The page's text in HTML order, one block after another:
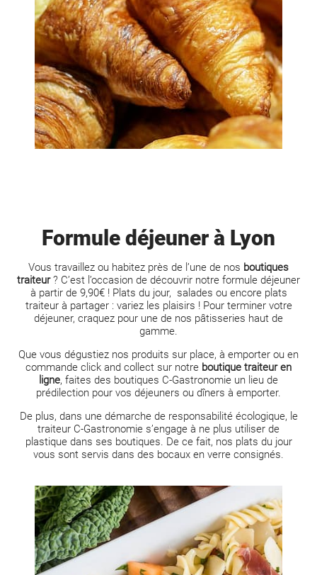
Formule déjeuner à Lyon
Vous travaillez ou habitez près de l’une de nos boutiques
traiteur? C’est l’occasion de découvrir notre formule déjeuner
à partir de 9,90€ ! Plats du jour, salades ou encore plats
traiteurà partager : variez les plaisirs ! Pour terminer votre
déjeuner, craquez pour une de nos pâtisseries haut de
gamme.
Que vous dégustiez nos produits sur place, à emporter ou en
commande click and collect sur notre boutique traiteur en
ligne, faites des boutiques C-Gastronomie un lieu de
prédilection pour vos déjeuners ou dîners à emporter.
De plus, dans une démarche de responsabilité écologique, le
traiteur C-Gastronomie s’engage à ne plus utiliser de
plastique dans ses boutiques. De ce fait, nos plats du jour
vous sont servis dans des bocaux en verre consignés.